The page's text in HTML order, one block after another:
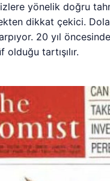
yönelik doğru
dikkat çekici.
20 yıl
tartışılır.